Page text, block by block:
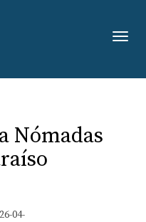
Nómadas
04-